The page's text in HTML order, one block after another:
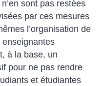
sont pas restées
par ces mesures
l’organisation de
à la base, un
pour ne pas rendre
et étudiantes